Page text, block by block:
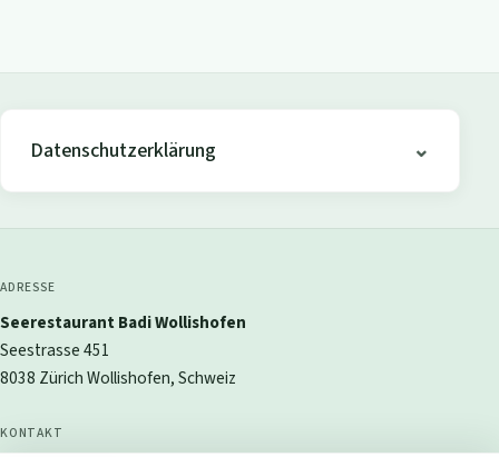
Datenschutzerklärung
ADRESSE
Seerestaurant Badi Wollishofen
Seestrasse 451
8038 Zürich Wollishofen, Schweiz
KONTAKT